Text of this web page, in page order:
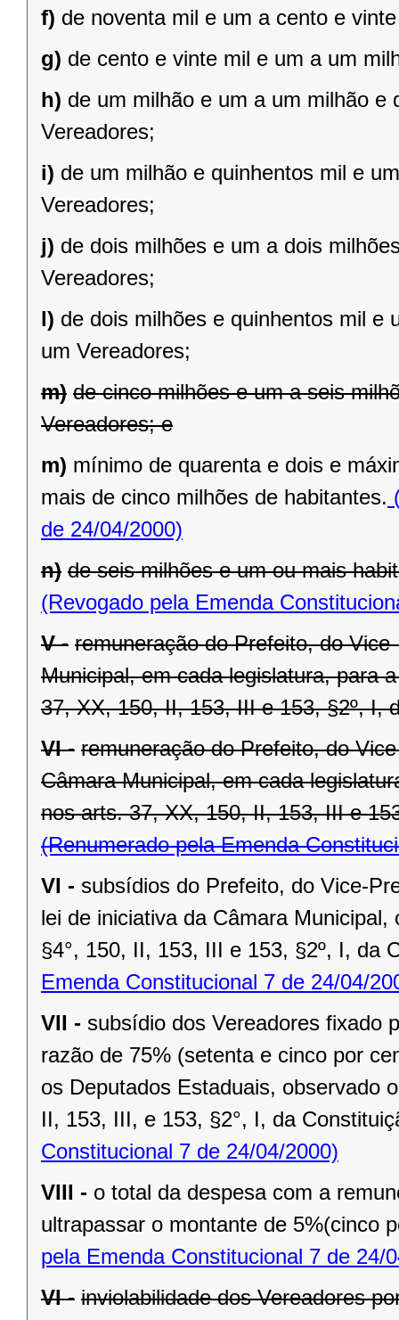
f) de noventa mil e um a cento e
g) de cento e vinte mil e um a um
h) de um milhão e um a um milhão e
Vereadores;
i) de um milhão e quinhentos mil e
Vereadores;
j) de dois milhões e um a dois
Vereadores;
l) de dois milhões e quinhentos mil e
um Vereadores;
m) de cinco milhões e um a seis
Vereadores; e
m) mínimo de quarenta e dois e
mais de cinco milhões de habitantes.
de 24/04/2000)
n) de seis milhões e um ou mais
(Revogado pela Emenda
V - remuneração do Prefeito, do
Municipal, em cada legislatura, para
37, XX, 150, II, 153, III e 153, §2º, I,
VI - remuneração do Prefeito, do
Câmara Municipal, em cada
nos arts. 37, XX, 150, II, 153, III e
(Renumerado pela Emenda
VI - subsídios do Prefeito, do Vice-
lei de iniciativa da Câmara
§4°, 150, II, 153, III e 153, §2º, I, da
Emenda Constitucional 7 de 24/04/
VII - subsídio dos Vereadores fixado
razão de 75% (setenta e cinco por
os Deputados Estaduais, observado
II, 153, III, e 153, §2°, I, da
Constitucional 7 de 24/04/2000)
VIII - o total da despesa com a
ultrapassar o montante de 5%(cinco
pela Emenda Constitucional 7 de 24/
VI - inviolabilidade dos Vereadores